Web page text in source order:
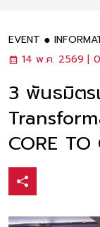
EVENT
14 พ.ค. 2569 |
3 พันธมิตร
CORE TO